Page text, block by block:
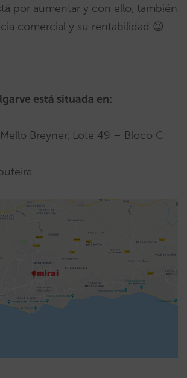
por aumentar y con ello, también
comercial y su rentabilidad 😉
está situada en:
Breyner, Lote 49 – Bloco C